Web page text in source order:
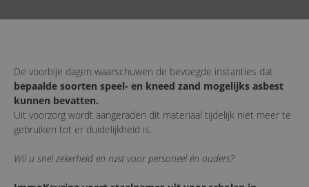
De voorbije dagen waarschuwen de bevoegde instanties dat
bepaalde soorten speel- en kneed zand mogelijks asbest
kunnen bevatten.
Uit voorzorg wordt aangeraden dit materiaal tijdelijk niet meer te
gebruiken tot er duidelijkheid is.
Wil u snel zekerheid en rust voor personeel én ouders?